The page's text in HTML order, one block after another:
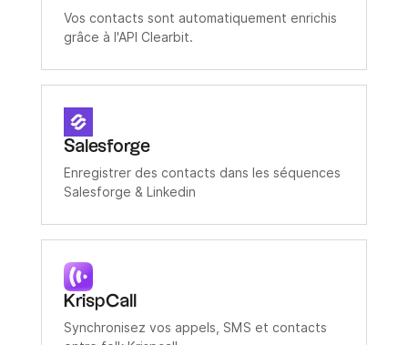
Vos contacts sont automatiquement enrichis
grâce à l'API Clearbit.
Salesforge
Enregistrer des contacts dans les séquences
Salesforge & Linkedin
KrispCall
Synchronisez vos appels, SMS et contacts